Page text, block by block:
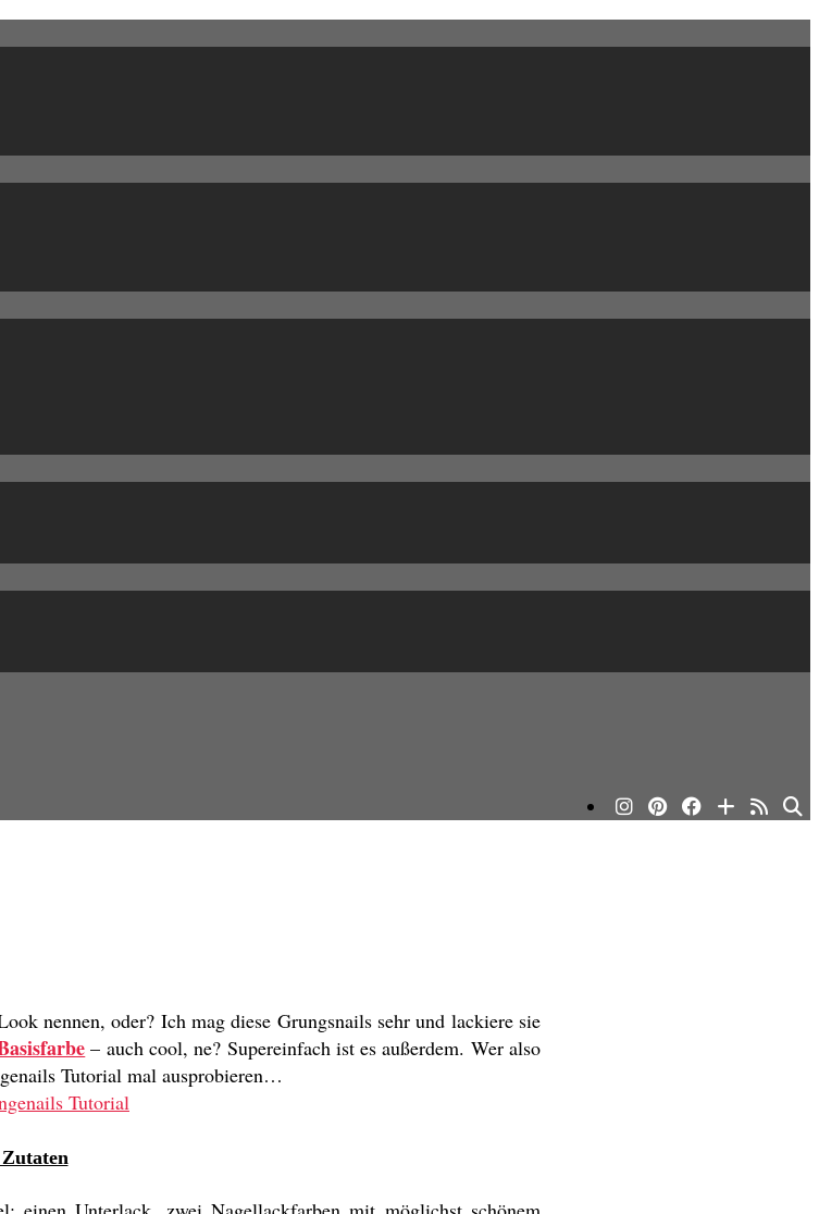
nennen, oder? Ich mag diese Grungsnails sehr und lackiere sie
– auch cool, ne? Supereinfach ist es außerdem. Wer also
Tutorial mal ausprobieren…